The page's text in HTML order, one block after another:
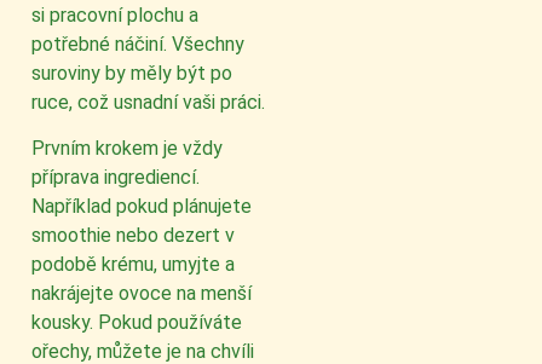
si pracovní plochu a
potřebné náčiní. Všechny
suroviny by měly být po
ruce, což usnadní vaši práci.
Prvním krokem je vždy
příprava ingrediencí.
Například pokud plánujete
smoothie nebo dezert v
podobě krému, umyjte a
nakrájejte ovoce na menší
kousky. Pokud používáte
ořechy, můžete je na chvíli